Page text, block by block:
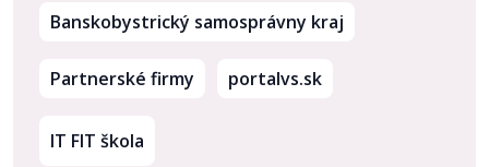
Banskobystrický samosprávny kraj
Partnerské firmy portalvs.sk(otvorí sa v novom
IT FIT škola